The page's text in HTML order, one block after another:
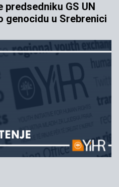
predsedniku GS UN
genocidu u Srebrenici